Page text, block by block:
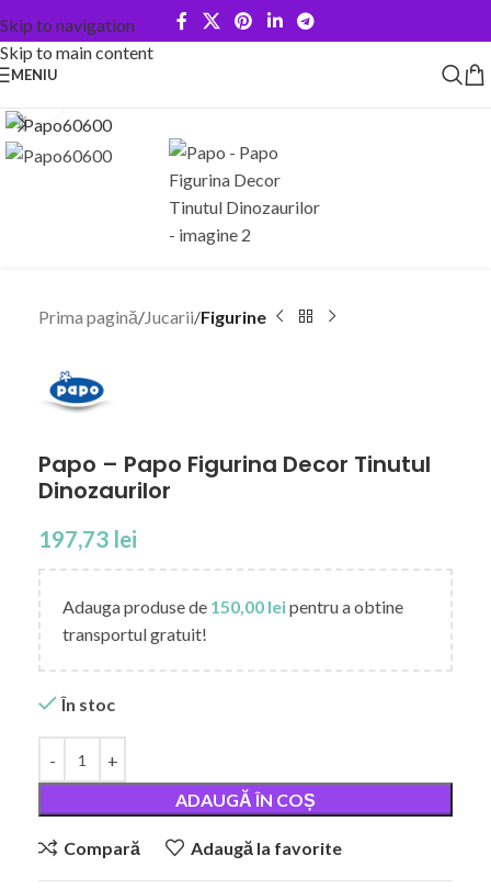
Skip to navigation
Skip to main content
MENIU
Prima pagină Jucarii Figurine
Papo – Papo Figurina Decor Tinutul
Dinozaurilor
197,73 lei
Adauga produse de 150,00 leipentru a obtine
transportul gratuit!
În stoc
ADAUGĂ ÎN COȘ
Alternative:
Compară Adaugă la favorite